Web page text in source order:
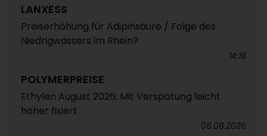
LANXESS
Preiserhöhung für Adipinsäure / Folge des
Niedrigwassers im Rhein?
14:19
POLYMERPREISE
Ethylen August 2026: Mit Verspätung leicht
höher fixiert
06.08.2026